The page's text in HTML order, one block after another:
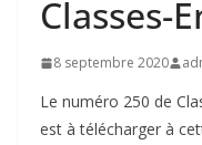
Classes-
8 septembre 2020
Le numéro 250 de
est à télécharger à